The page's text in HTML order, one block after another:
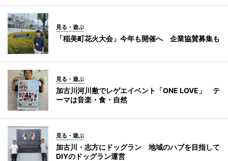
見る・遊ぶ
「稲美町花火大会」今年も開催へ 企業協賛募集も
見る・遊ぶ
加古川河川敷でレゲエイベント「ONE LOVE」 テ
ーマは音楽・食・自然
見る・遊ぶ
加古川・志方にドッグラン 地域のハブを目指して
DIYのドッグラン運営